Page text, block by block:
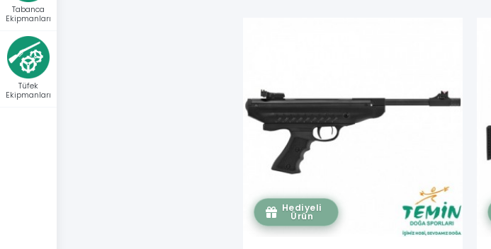
Tabanca
Ekipmanları
Tüfek
Ekipmanları
Hediyeli
Ürün